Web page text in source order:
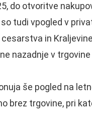
do otvoritve
tudi vpogled v
in
nazadnje v
še pogled na
brez trgovine, pri